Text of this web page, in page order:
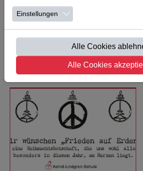
Am Sonntag, 17.03.2024, findet von
Elternmesse in der Stadthalle Kamen
Hier dreht sich alles um die Familie! …
Einstellungen
Alle Cookies
Alle Cookies